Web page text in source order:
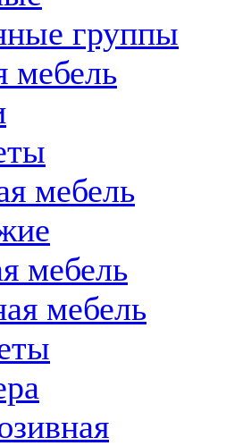
группы
мебель
мебель
мебель
мебель